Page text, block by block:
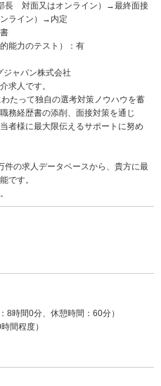
長 対面又はオンライン）→最終面接
ライン）→内定
能力のテスト）：有
ジャパン株式会社
求人です。
たって独自の選考対策ノウハウを蓄
務経歴書の添削、面接対策を通じ
者様に最大限伝えるサポートに努め
件の求人データベースから、貴方に最
です。
8時間0分、休憩時間：60分）
間程度）